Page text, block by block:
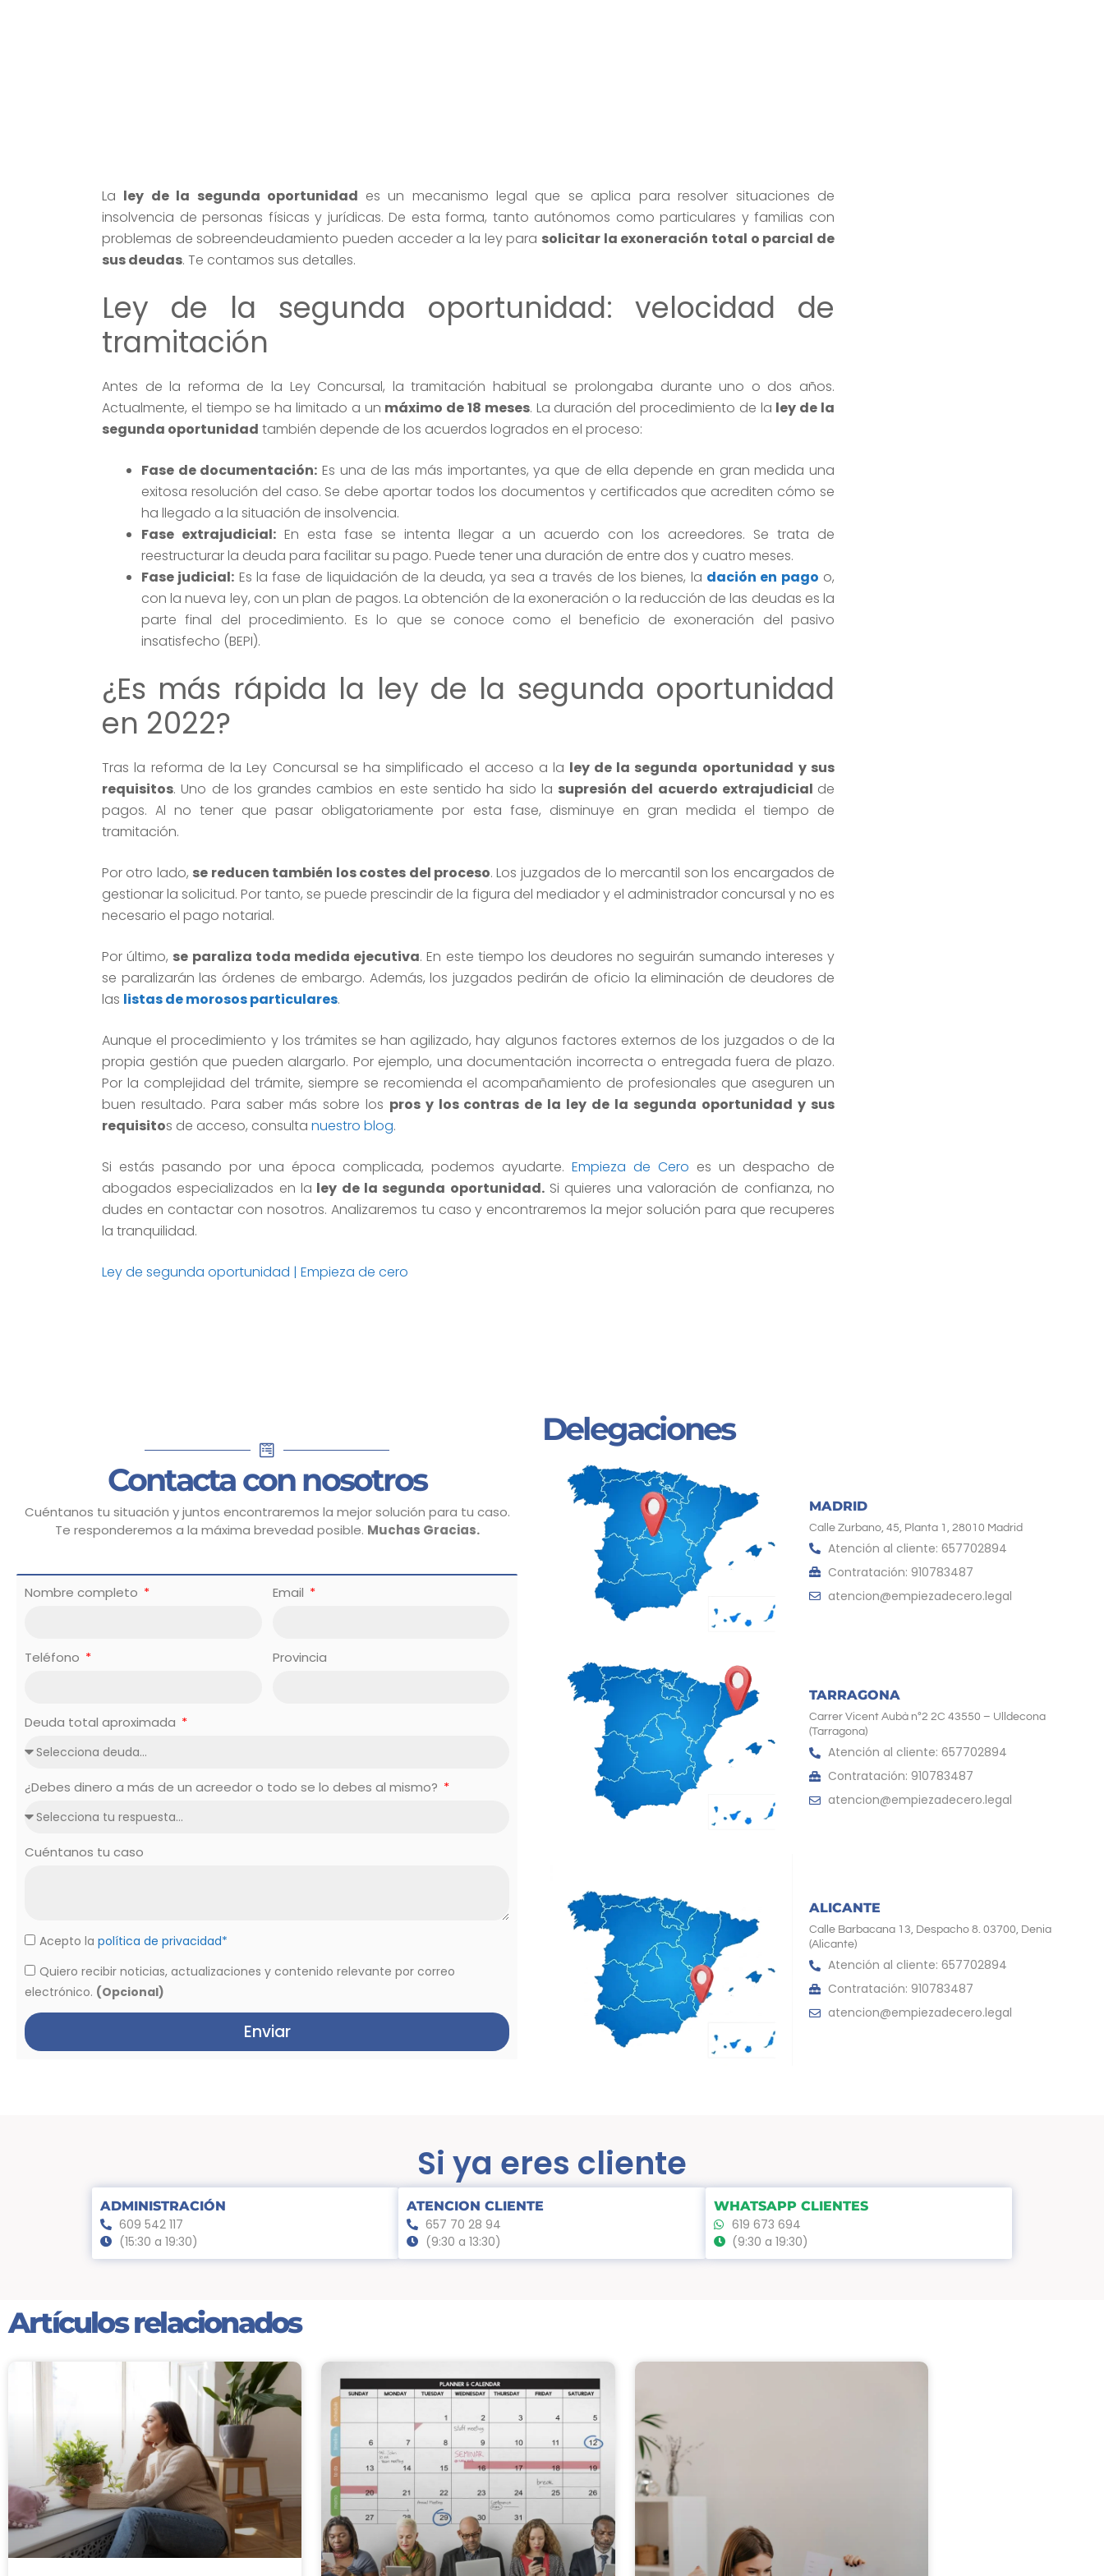
La ley de la segunda oportunidad es un mecanismo legal que se aplica para resolver situaciones de
insolvencia de personas físicas y jurídicas. De esta forma, tanto autónomos como particulares y familias con
problemas de sobreendeudamiento pueden acceder a la ley para solicitar la exoneración total o parcial de
sus deudas. Te contamos sus detalles.
Ley de la segunda oportunidad: velocidad de
tramitación
Antes de la reforma de la Ley Concursal, la tramitación habitual se prolongaba durante uno o dos años.
Actualmente, el tiempo se ha limitado a un máximo de 18 meses. La duración del procedimiento de la ley de la
segunda oportunidad también depende de los acuerdos logrados en el proceso:
Fase de documentación: Es una de las más importantes, ya que de ella depende en gran medida una
exitosa resolución del caso. Se debe aportar todos los documentos y certificados que acrediten cómo se
ha llegado a la situación de insolvencia.
Fase extrajudicial: En esta fase se intenta llegar a un acuerdo con los acreedores. Se trata de
reestructurar la deuda para facilitar su pago. Puede tener una duración de entre dos y cuatro meses.
Fase judicial: Es la fase de liquidación de la deuda, ya sea a través de los bienes, la dación en pago o,
con la nueva ley, con un plan de pagos. La obtención de la exoneración o la reducción de las deudas es la
parte final del procedimiento. Es lo que se conoce como el beneficio de exoneración del pasivo
insatisfecho (BEPI).
¿Es más rápida la ley de la segunda oportunidad
en 2022?
Tras la reforma de la Ley Concursal se ha simplificado el acceso a la ley de la segunda oportunidad y sus
requisitos. Uno de los grandes cambios en este sentido ha sido la supresión del acuerdo extrajudicial de
pagos. Al no tener que pasar obligatoriamente por esta fase, disminuye en gran medida el tiempo de
tramitación.
Por otro lado, se reducen también los costes del proceso. Los juzgados de lo mercantil son los encargados de
gestionar la solicitud. Por tanto, se puede prescindir de la figura del mediador y el administrador concursal y no es
necesario el pago notarial.
Por último, se paraliza toda medida ejecutiva. En este tiempo los deudores no seguirán sumando intereses y
se paralizarán las órdenes de embargo. Además, los juzgados pedirán de oficio la eliminación de deudores de
las listas de morosos particulares.
Aunque el procedimiento y los trámites se han agilizado, hay algunos factores externos de los juzgados o de la
propia gestión que pueden alargarlo. Por ejemplo, una documentación incorrecta o entregada fuera de plazo.
Por la complejidad del trámite, siempre se recomienda el acompañamiento de profesionales que aseguren un
buen resultado. Para saber más sobre los pros y los contras de la ley de la segunda oportunidad y sus
requisitos de acceso, consulta nuestro blog.
Si estás pasando por una época complicada, podemos ayudarte. Empieza de Cero es un despacho de
abogados especializados en la ley de la segunda oportunidad​.Si quieres una valoración de confianza, no
dudes en contactar con nosotros. Analizaremos tu caso y encontraremos la mejor solución para que recuperes
la tranquilidad.
Ley de segunda oportunidad | Empieza de cero
Contacta con nosotros
Cuéntanos tu situación y juntos encontraremos la mejor solución para tu caso.
Te responderemos a la máxima brevedad posible. Muchas Gracias.
Nombre completo Email
Teléfono Provincia
Deuda total aproximada
¿Debes dinero a más de un acreedor o todo se lo debes al mismo?
Cuéntanos tu caso
Acepto la política de privacidad*
Quiero recibir noticias, actualizaciones y contenido relevante por correo
electrónico. (Opcional)
Enviar
Delegaciones
MADRID
Calle Zurbano, 45, Planta 1, 28010 Madrid
Atención al cliente: 657702894
Contratación: 910783487
atencion@empiezadecero.legal
TARRAGONA
Carrer Vicent Aubà nº2 2C 43550 – Ulldecona
(Tarragona)
Atención al cliente: 657702894
Contratación: 910783487
atencion@empiezadecero.legal
ALICANTE
Calle Barbacana 13, Despacho 8. 03700, Denia
(Alicante)
Atención al cliente: 657702894
Contratación: 910783487
atencion@empiezadecero.legal
Si ya eres cliente
ADMINISTRACIÓN
609 542 117
(15:30 a 19:30)
ATENCION CLIENTE
657 70 28 94
(9:30 a 13:30)
WHATSAPP CLIENTES
619 673 694
(9:30 a 19:30)
Artículos relacionados